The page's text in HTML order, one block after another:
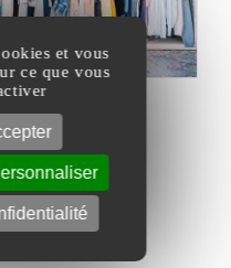
et vous
ce que vous
et